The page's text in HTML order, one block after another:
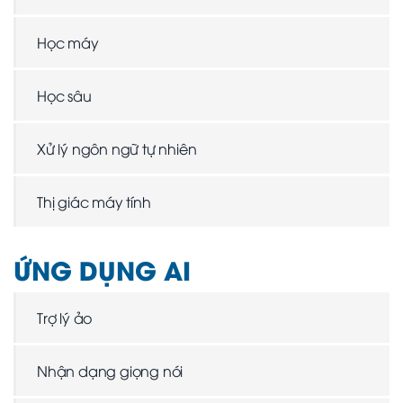
Học máy
Học sâu
Xử lý ngôn ngữ tự nhiên
Thị giác máy tính
ỨNG DỤNG AI
Trợ lý ảo
Nhận dạng giọng nói